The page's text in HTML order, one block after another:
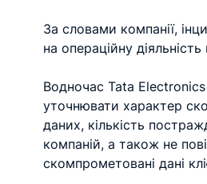
За словами компанії,
на операційну
Водночас Tata
уточнювати характер
даних, кількість
компаній, а також не
скомпрометовані дані